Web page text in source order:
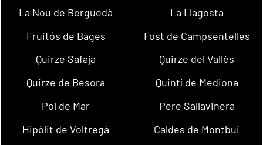
La Nou de Berguedà
La Llagosta
Fruitós de Bages
Fost de Campsentelles
Quirze Safaja
Quirze del Vallès
Quirze de Besora
Quintí de Mediona
Pol de Mar
Pere Sallavinera
Hipòlit de Voltregà
Caldes de Montbui